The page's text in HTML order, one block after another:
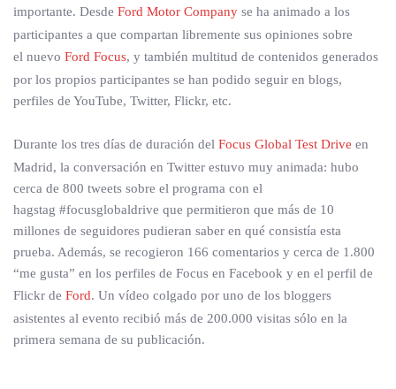
importante. Desde Ford Motor Company se ha animado a los
participantes a que compartan libremente sus opiniones sobre
el nuevo Ford Focus, y también multitud de contenidos generados
por los propios participantes se han podido seguir en blogs,
perfiles de YouTube, Twitter, Flickr, etc.
Durante los tres días de duración del Focus Global Test Drive en
Madrid, la conversación en Twitter estuvo muy animada: hubo
cerca de 800 tweets sobre el programa con el
hagstag #focusglobaldrive que permitieron que más de 10
millones de seguidores pudieran saber en qué consistía esta
prueba. Además, se recogieron 166 comentarios y cerca de 1.800
“me gusta” en los perfiles de Focus en Facebook y en el perfil de
Flickr de Ford. Un vídeo colgado por uno de los bloggers
asistentes al evento recibió más de 200.000 visitas sólo en la
primera semana de su publicación.